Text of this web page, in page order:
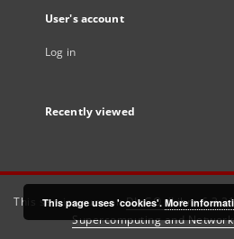
User's account
Log in
Recently viewed
This service runs onDInGO dLibra
Supercomputing and
This page uses 'cookies'. More